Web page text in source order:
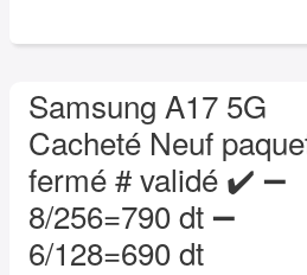
Samsung A17 5G
Cacheté Neuf
fermé # validé ✔️ ➖
8/256=790 dt ➖
6/128=690 dt